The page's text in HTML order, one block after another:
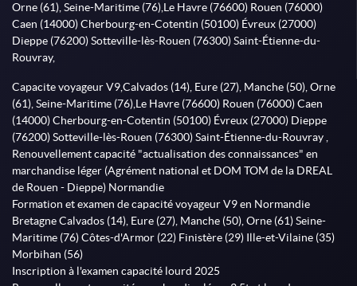
Orne (61), Seine-Maritime (76),Le Havre (76600) Rouen (76000)
Caen (14000) Cherbourg-en-Cotentin (50100) Évreux (27000)
Dieppe (76200) Sotteville-lès-Rouen (76300) Saint-Étienne-du-
Rouvray,
Capacite voyageur V9,Calvados (14), Eure (27), Manche (50), Orne
(61), Seine-Maritime (76),Le Havre (76600) Rouen (76000) Caen
(14000) Cherbourg-en-Cotentin (50100) Évreux (27000) Dieppe
(76200) Sotteville-lès-Rouen (76300) Saint-Étienne-du-Rouvray ,
Renouvellement capacité "actualisation des connaissances" en
marchandise léger (Agrément national et DOM TOM de la DREAL
de Rouen - Dieppe) Normandie
Formation et examen de capacité voyageur V9 en Normandie
Bretagne Calvados (14), Eure (27), Manche (50), Orne (61) Seine-
Maritime (76) Côtes-d'Armor (22) Finistère (29) Ille-et-Vilaine (35)
Morbihan (56)
Inscription à l'examen capacité lourd 2025